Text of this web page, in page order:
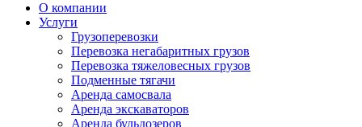
О компании
Услуги
Грузоперевозки
Перевозка негабаритных грузов
Перевозка тяжеловесных грузов
Подменные тягачи
Аренда самосвала
Аренда экскаваторов
Аренда бульдозеров